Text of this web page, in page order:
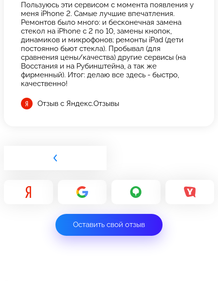
Пользуюсь эти сервисом с момента появления у
меня iPhone 2. Самые лучшие впечатления.
Ремонтов было много: и бесконечная замена
стекол на iPhone с 2 по 10, замены кнопок,
динамиков и микрофонов; ремонты iPad (дети
постоянно бьют стекла). Пробывал (для
сравнения цены/качества) другие сервисы (на
Восстания и на Рубинштейна, а так же
фирменный). Итог: делаю все здесь - быстро,
качественно!
Отзыв с Яндекс.Отзывы
Оставить свой отзыв